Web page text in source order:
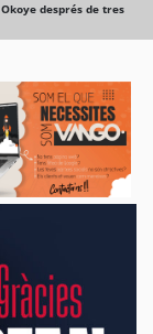
després de tres